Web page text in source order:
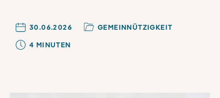
30.06.2026
GEMEINNÜTZIGKEIT
4 MINUTEN